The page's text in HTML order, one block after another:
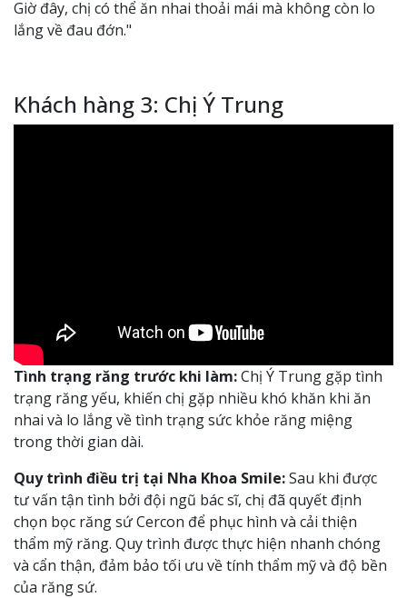
Giờ đây, chị có thể ăn nhai thoải mái mà không còn lo
lắng về đau đớn."
Khách hàng 3: Chị Ý Trung
Tình trạng răng trước khi làm:Chị Ý Trung gặp tình
trạng răng yếu, khiến chị gặp nhiều khó khăn khi ăn
nhai và lo lắng về tình trạng sức khỏe răng miệng
trong thời gian dài.
Quy trình điều trị tại Nha Khoa Smile:Sau khi được
tư vấn tận tình bởi đội ngũ bác sĩ, chị đã quyết định
chọn bọc răng sứ Cercon để phục hình và cải thiện
thẩm mỹ răng. Quy trình được thực hiện nhanh chóng
và cẩn thận, đảm bảo tối ưu về tính thẩm mỹ và độ bền
của răng sứ.